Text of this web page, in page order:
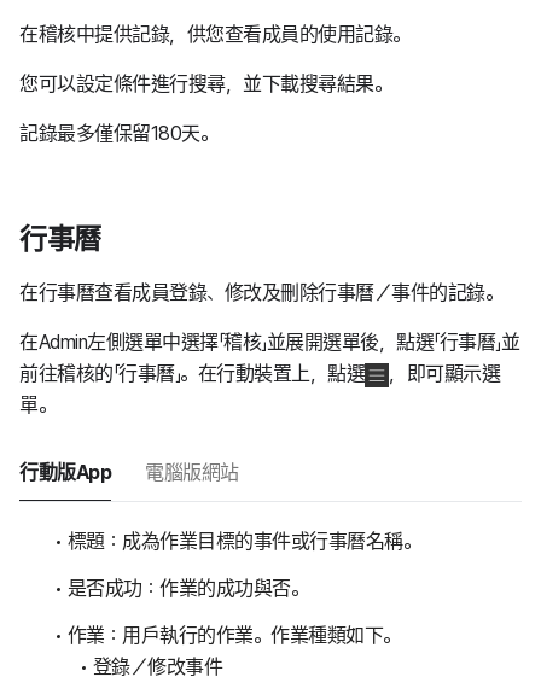
在稽核中提供記錄，供您查看成員的使用記錄。
您可以設定條件進行搜尋，並下載搜尋結果。
記錄最多僅保留180天。
行事曆
在行事曆查看成員登錄、修改及刪除行事曆／事件的記錄。
在Admin左側選單中選擇「稽核」並展開選單後，點選「行事曆」並
前往稽核的「行事曆」。在行動裝置上，點選
，即可顯示選
單。
行動版App 電腦版網站
標題：成為作業目標的事件或行事曆名稱。
是否成功：作業的成功與否。
作業：用戶執行的作業。作業種類如下。
登錄／修改事件